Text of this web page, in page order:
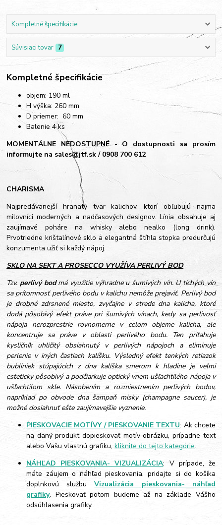
Kompletné špecifikácie
Súvisiaci tovar 7
Kompletné špecifikácie
objem: 190 ml
H výška: 260 mm
D priemer: 60 mm
Balenie 4 ks
MOMENTÁLNE NEDOSTUPNÉ - O dostupnosti sa prosím
informujte na sales@jtf.sk / 0908 700 612
CHARISMA
Najpredávanejší hranatý tvar kalichov, ktorí obľubujú najmä
milovníci moderných a nadčasových designov. Línia obsahuje aj
zaujímavé poháre na whisky alebo nealko (long drink).
Prvotriedne krištalínové sklo a elegantná štíhla stopka predurčujú
konzumenta užiť si každý nápoj.
SKLO NA SEKT A PROSECCO VYUŽÍVA PERLIVÝ BOD
Tzv. perlivý bodmá využitie výhradne u šumivých vín. U tichých vín
sa prítomnosť perlivého bodu v kalichu nemôže prejaviť. Perlivý bod
je drobné zdrsnené miesto, zvyčajne v strede dna kalicha, ktoré
dodá pôsobivý efekt práve pri šumivých vínach, kedy sa perlivosť
nápoja nerozprestrie rovnomerne v celom objeme kalicha, ale
koncentruje sa práve v oblasti perlivého bodu. Ten priťahuje
kysličník uhličitý obsiahnutý v perlivých nápojoch a eliminuje
perlenie v iných častiach kalíšku. Výsledný efekt tenkých retiazok
bubliniek stúpajúcich z dna kalíška smerom k hladine je veľmi
esteticky pôsobivý a podčiarkuje optický vnem ušľachtilého nápoja v
ušľachtilom skle. Násobením a rozmiestnením perlivých bodov,
napríklad po obvode dna šampaň misky (champagne saucer), je
možné dosiahnuť ešte zaujímavejšie vyznenie.
PIESKOVACIE MOTÍVY / PIESKOVANIE TEXTU: Ak chcete
na daný produkt dopieskovať motív obrázku, prípadne text
alebo Vašu vlastnú grafiku,kliknite do tejto kategórie.
NÁHĽAD PIESKOVANIA- VIZUALIZÁCIA: V prípade, že
máte záujem o náhľad pieskovania, pridajte si do košíka
doplnkovú službuVizualizácia pieskovania- náhľad
grafiky. Pieskovať potom budeme až na základe Vášho
odsúhlasenia grafiky.